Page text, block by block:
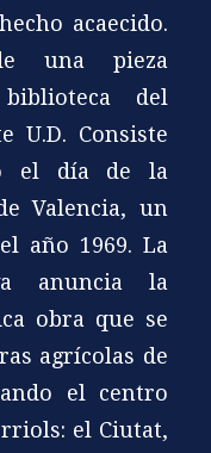
acaecido.
una pieza
del
U.D. Consiste
el día de la
Valencia, un
año 1969. La
anuncia la
obra que se
agrícolas de
el centro
el Ciutat,